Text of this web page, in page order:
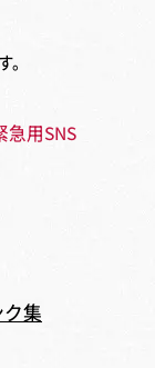
急用SNS
ク集